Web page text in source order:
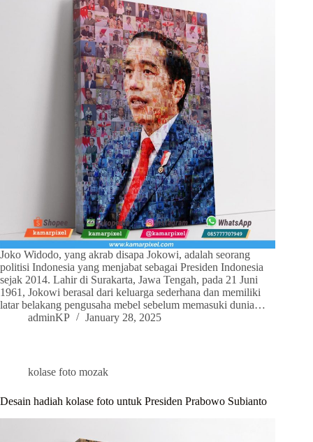
Joko Widodo, yang akrab disapa Jokowi, adalah seorang
politisi Indonesia yang menjabat sebagai Presiden Indonesia
sejak 2014. Lahir di Surakarta, Jawa Tengah, pada 21 Juni
1961, Jokowi berasal dari keluarga sederhana dan memiliki
latar belakang pengusaha mebel sebelum memasuki dunia…
adminKP
January 28, 2025
kolase foto mozak
Desain hadiah kolase foto untuk Presiden Prabowo Subianto